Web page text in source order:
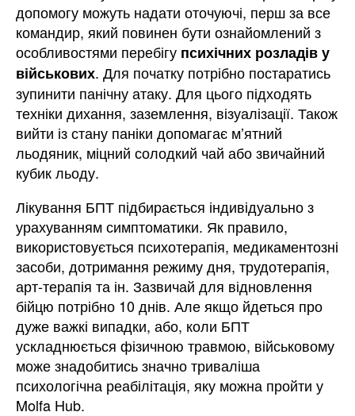
допомогу можуть надати оточуючі, перш за все
командир, який повинен бути ознайомлений з
особливостями перебігу психічних розладів у
військових. Для початку потрібно постаратись
зупинити панічну атаку. Для цього підходять
техніки дихання, заземлення, візуалізації. Також
вийти із стану паніки допомагає мʼятний
льодяник, міцний солодкий чай або звичайний
кубик льоду.
Лікування БПТ підбирається індивідуально з
урахуванням симптоматики. Як правило,
використовується психотерапія, медикаментозні
засоби, дотримання режиму дня, трудотерапія,
арт-терапія та ін. Зазвичай для відновлення
бійцю потрібно 10 днів. Але якщо йдеться про
дуже важкі випадки, або, коли БПТ
ускладнюється фізичною травмою, військовому
може знадобитись значно триваліша
психологічна реабілітація, яку можна пройти у
Molfa Hub.